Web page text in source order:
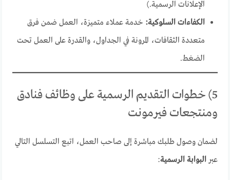
الإعلانات الرسمية.)
الكفاءات السلوكية: خدمة عملاء متميزة، العمل ضمن فرق
متعددة الثقافات، المرونة في الجداول، والقدرة على العمل تحت
الضغط.
5) خطوات التقديم الرسمية على وظائف فنادق
ومنتجعات فيرمونت
لضمان وصول طلبك مباشرة إلى صاحب العمل، اتبع التسلسل التالي
عبرالبوابة الرسمية: